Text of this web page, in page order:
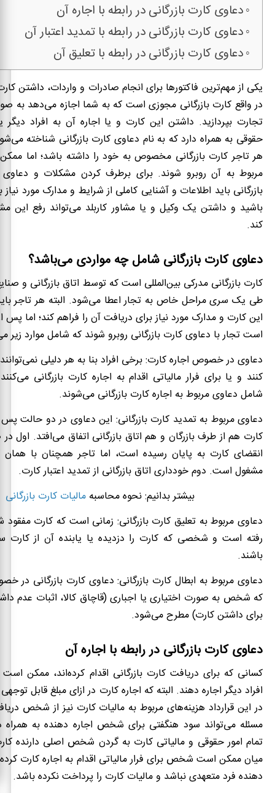
دعاوی کارت بازرگانی در رابطه با اجاره آن
دعاوی کارت بازرگانی در رابطه با تمدید اعتبار آن
دعاوی کارت بازرگانی در رابطه با تعلیق آن
یکی از مهم‌ترین فاکتورها برای انجام صادرات و واردات، داشتن
در واقع کارت بازرگانی مجوزی است که به شما اجازه می‌دهد به
تجارت بپردازید. داشتن این کارت و یا اجاره آن به افراد
حقوقی به همراه دارد که به نام دعاوی کارت بازرگانی شناخته
هر تاجر کارت بازرگانی مخصوص به خود را داشته باشد؛ اما
مربوط به آن روبرو شوند. برای برطرف کردن مشکلات و
بازرگانی باید اطلاعات و آشنایی کاملی از شرایط و مدارک مورد نیاز
باشید و داشتن یک وکیل و یا مشاور کاربلد می‌تواند رفع این
کند.
دعاوی کارت بازرگانی شامل چه مواردی می‌باشد؟
کارت بازرگانی مدرکی بین‌المللی است که توسط اتاق بازرگانی و
طی یک سری مراحل خاص به تجار اعطا می‌شود. البته هر تاجر
این کارت و مدارک مورد نیاز برای دریافت آن را فراهم کند؛ اما پس
است تجار با دعاوی کارت بازرگانی روبرو شوند که شامل موارد زیر
دعاوی در خصوص اجاره کارت: برخی افراد بنا به هر دلیلی
کنند و یا برای فرار مالیاتی اقدام به اجاره کارت بازرگانی
شامل دعاوی مربوط به اجاره کارت بازرگانی می‌شوند.
دعاوی مربوط به تمدید کارت بازرگانی: این دعاوی در دو حالت پس
کارت هم از طرف بازرگان و هم اتاق بازرگانی اتفاق می‌افتد. اول
انقضای کارت به پایان رسیده است، اما تاجر همچنان با
مشغول است. دوم خودداری اتاق بازرگانی از تمدید اعتبار کارت.
بیشتر بدانیم:نحوه محاسبه مالیات کارت بازرگانی
دعاوی مربوط به تعلیق کارت بازرگانی: زمانی است که کارت
رفته است و شخصی که کارت را دزدیده یا یابنده آن از کارت
باشند.
دعاوی مربوط به ابطال کارت بازرگانی: دعاوی کارت بازرگانی در
که شخص به صورت اختیاری یا اجباری (قاچاق کالا، اثبات عدم
برای داشتن کارت) مطرح می‌شود.
دعاوی کارت بازرگانی در رابطه با اجاره آن
کسانی که برای دریافت کارت بازرگانی اقدام کرده‌اند، ممکن
افراد دیگر اجاره دهند. البته که اجاره کارت در ازای مبلغ قابل
در این قرارداد هزینه‌های مربوط به مالیات کارت نیز از شخص
مسئله می‌تواند سود هنگفتی برای شخص اجاره دهنده به همراه
تمام امور حقوقی و مالیاتی کارت به گردن شخص اصلی دارنده
میان ممکن است شخص برای فرار مالیاتی اقدام به اجاره کارت
دهنده فرد متعهدی نباشد و مالیات کارت را پرداخت نکرده باشد.